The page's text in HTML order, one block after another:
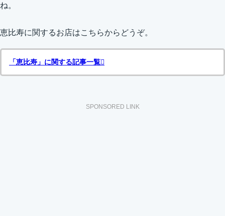
ね。
恵比寿に関するお店はこちらからどうぞ。
「恵比寿」に関する記事一覧
SPONSORED LINK